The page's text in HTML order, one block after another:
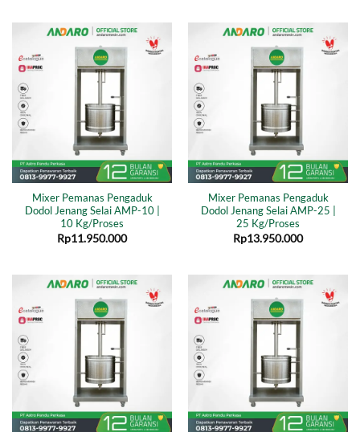
Mixer Pemanas Pengaduk
Dodol Jenang Selai AMP-10 |
10 Kg/Proses
Rp11.950.000
Mixer Pemanas Pengaduk
Dodol Jenang Selai AMP-25 |
25 Kg/Proses
Rp13.950.000